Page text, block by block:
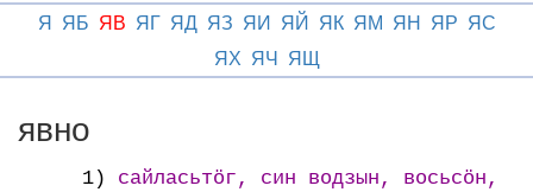
Я ЯБ ЯВ ЯГ ЯД ЯЗ ЯИ ЯЙ ЯК ЯМ ЯН ЯР ЯС
ЯХ ЯЧ ЯЩ
явно
1)
сайласьтӧг, син водзын, восьсӧн,